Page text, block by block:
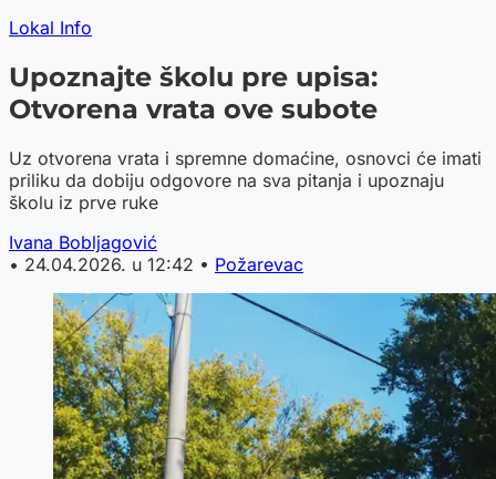
Lokal Info
Upoznajte školu pre upisa:
Otvorena vrata ove subote
Uz otvorena vrata i spremne domaćine, osnovci će imati
priliku da dobiju odgovore na sva pitanja i upoznaju
školu iz prve ruke
Ivana Bobljagović
• 24.04.2026. u 12:42 • Požarevac